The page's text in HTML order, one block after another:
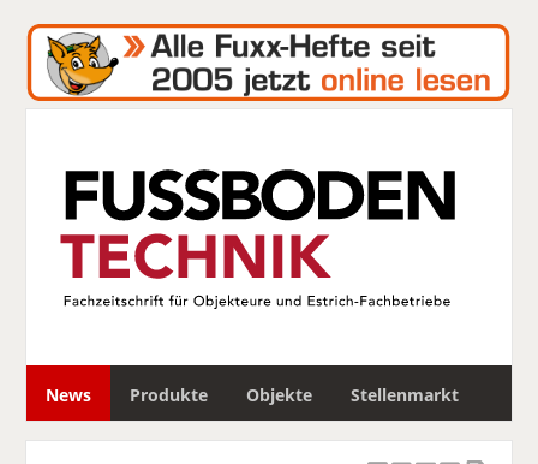
News Produkte Objekte Stellenmarkt
c